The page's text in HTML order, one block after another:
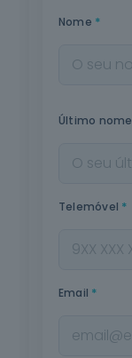
Nome *
Último nome
Telemóvel *
Email *